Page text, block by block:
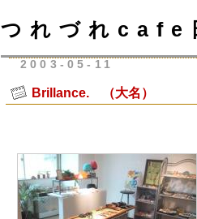
つれづれcafe
2003-05-11
Brillance. （大名）